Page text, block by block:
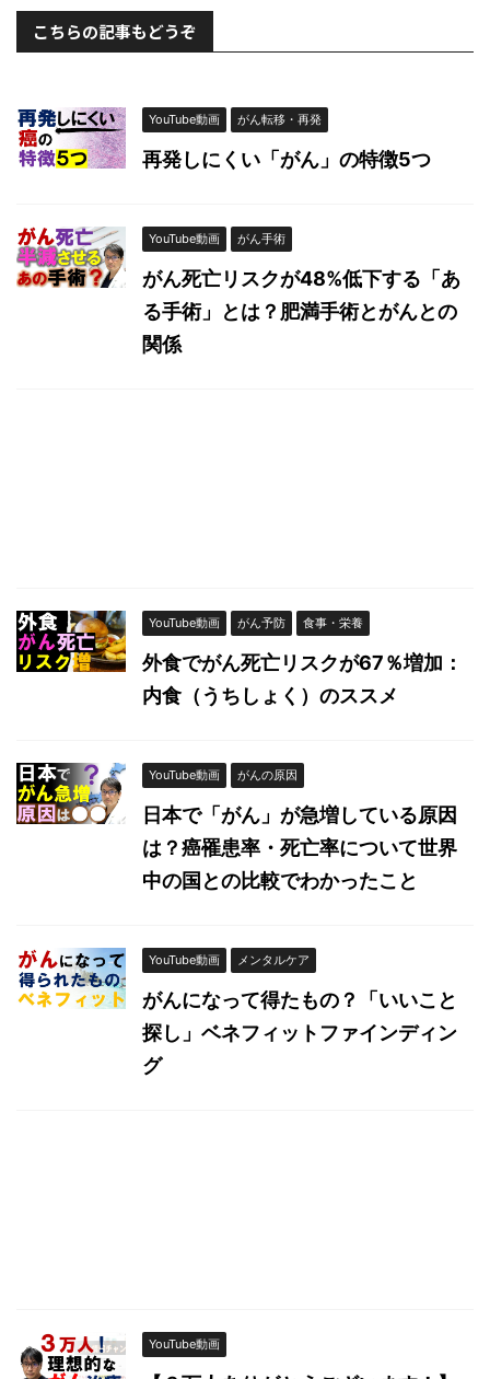
こちらの記事もどうぞ
YouTube動画 がん転移・再発
再発しにくい「がん」の特徴5つ
YouTube動画 がん手術
がん死亡リスクが48%低下する「あ
る手術」とは？肥満手術とがんとの
関係
YouTube動画 がん予防 食事・栄養
外食でがん死亡リスクが67％増加：
内食（うちしょく）のススメ
YouTube動画 がんの原因
日本で「がん」が急増している原因
は？癌罹患率・死亡率について世界
中の国との比較でわかったこと
YouTube動画 メンタルケア
がんになって得たもの？「いいこと
探し」ベネフィットファインディン
グ
YouTube動画